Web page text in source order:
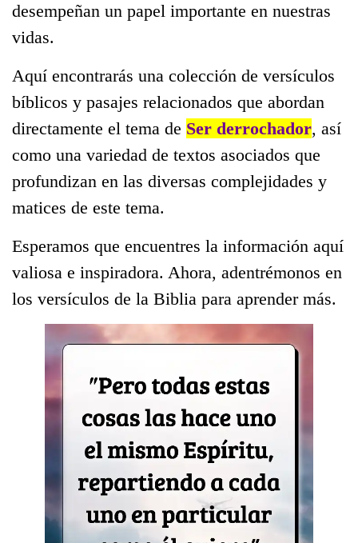
desempeñan un papel importante en nuestras
vidas.
Aquí encontrarás una colección de versículos
bíblicos y pasajes relacionados que abordan
directamente el tema de Ser derrochador, así
como una variedad de textos asociados que
profundizan en las diversas complejidades y
matices de este tema.
Esperamos que encuentres la información aquí
valiosa e inspiradora. Ahora, adentrémonos en
los versículos de la Biblia para aprender más.